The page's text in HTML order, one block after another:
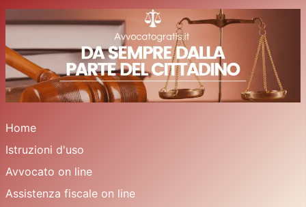
Home
Istruzioni d'uso
Avvocato on line
Assistenza fiscale on line